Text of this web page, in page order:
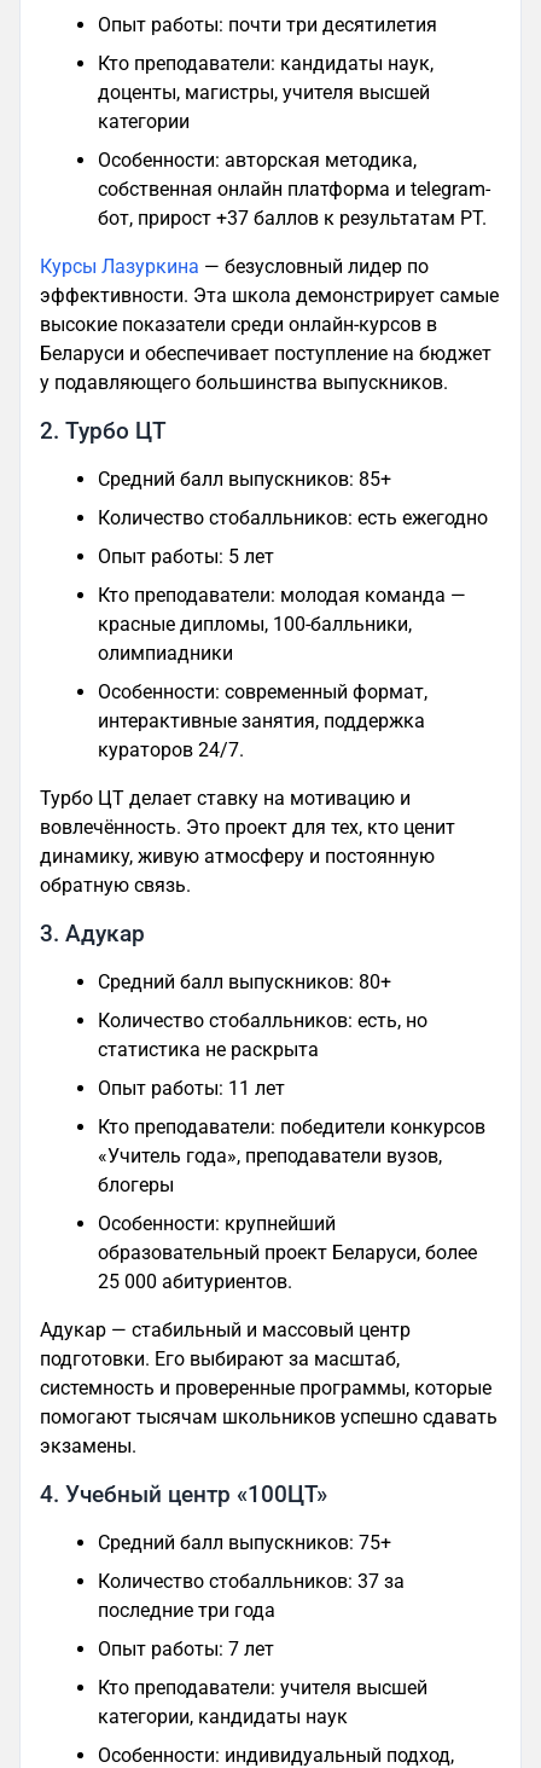
Опыт работы: почти три десятилетия
Кто преподаватели: кандидаты наук,
доценты, магистры, учителя высшей
категории
Особенности: авторская методика,
собственная онлайн платформа и telegram-
бот, прирост +37 баллов к результатам РТ.
Курсы Лазуркина — безусловный лидер по
эффективности. Эта школа демонстрирует самые
высокие показатели среди онлайн‑курсов в
Беларуси и обеспечивает поступление на бюджет
у подавляющего большинства выпускников.
2. Турбо ЦТ
Средний балл выпускников: 85+
Количество стобалльников: есть ежегодно
Опыт работы: 5 лет
Кто преподаватели: молодая команда —
красные дипломы, 100‑балльники,
олимпиадники
Особенности: современный формат,
интерактивные занятия, поддержка
кураторов 24/7.
Турбо ЦТ делает ставку на мотивацию и
вовлечённость. Это проект для тех, кто ценит
динамику, живую атмосферу и постоянную
обратную связь.
3. Адукар
Средний балл выпускников: 80+
Количество стобалльников: есть, но
статистика не раскрыта
Опыт работы: 11 лет
Кто преподаватели: победители конкурсов
«Учитель года», преподаватели вузов,
блогеры
Особенности: крупнейший
образовательный проект Беларуси, более
25 000 абитуриентов.
Адукар — стабильный и массовый центр
подготовки. Его выбирают за масштаб,
системность и проверенные программы, которые
помогают тысячам школьников успешно сдавать
экзамены.
4. Учебный центр «100ЦТ»
Средний балл выпускников: 75+
Количество стобалльников: 37 за
последние три года
Опыт работы: 7 лет
Кто преподаватели: учителя высшей
категории, кандидаты наук
Особенности: индивидуальный подход,